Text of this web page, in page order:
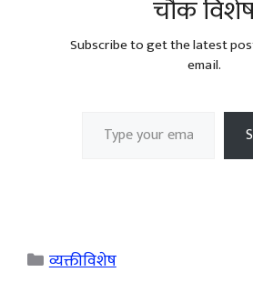
चौक
Subscribe to get the latest
email.
Categories
व्यक्तीविशेष